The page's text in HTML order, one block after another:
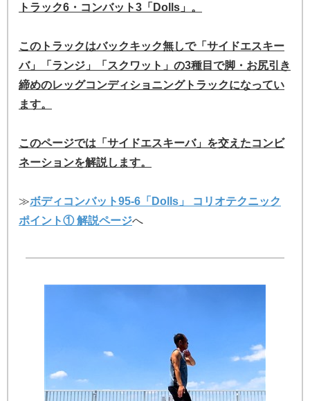
トラック6・コンバット3「Dolls」。
このトラックはバックキック無しで「サイドエスキー
バ」「ランジ」「スクワット」の3種目で脚・お尻引き
締めのレッグコンディショニングトラックになってい
ます。
このページでは「サイドエスキーバ」を交えたコンビ
ネーションを解説します。
≫ボディコンバット95-6「Dolls」 コリオテクニック
ポイント① 解説ページへ